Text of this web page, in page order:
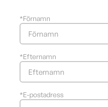
*Förnamn
*Efternamn
*E-postadress